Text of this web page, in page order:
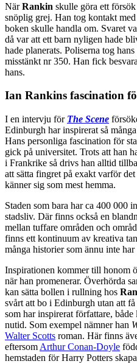
NärRankin skulle göra ett
snöplig grej. Han tog kontakt
boken skulle handla om. Svaret
då var att ett barn nyligen hade
hade planerats. Poliserna tog
misstänkt nr 350. Han fick
hans.
Ian Rankins fascination
I en intervju för The Scene
Edinburgh har inspirerat så
Hans personliga fascination för
gick på universitet. Trots att han
i Frankrike så drivs han alltid
att sätta fingret på exakt varför
känner sig som mest hemma.
Staden som bara har ca 400 000
stadsliv. Där finns också en
mellan tuffare områden och
finns ett kontinuum av kreativa
många historier som ännu inte
Inspirationen kommer till honom
när han promenerar. Överhörda
kan sätta bollen i rullning hos
svårt att bo i Edinburgh utan att
som har inspirerat författare,
nutid. Som exempel nämner han
Walter Scotts roman. Här finns
eftersom Arthur Conan-Doyle
hemstaden för Harry Potters